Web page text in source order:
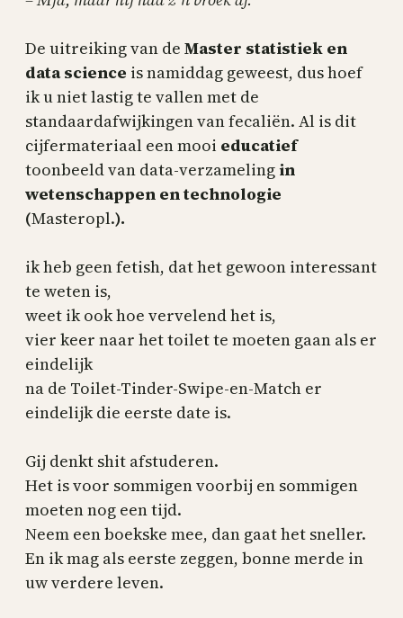
De uitreiking van de Master statistiek en
data science is namiddag geweest, dus hoef
ik u niet lastig te vallen met de
standaardafwijkingen van fecaliën. Al is dit
cijfermateriaal een mooi educatief
toonbeeld van data-verzameling in
wetenschappen en technologie
(Masteropl.).
ik heb geen fetish, dat het gewoon interessant
te weten is,
weet ik ook hoe vervelend het is,
vier keer naar het toilet te moeten gaan als er
eindelijk
na de Toilet-Tinder-Swipe-en-Match er
eindelijk die eerste date is.
Gij denkt shit afstuderen.
Het is voor sommigen voorbij en sommigen
moeten nog een tijd.
Neem een boekske mee, dan gaat het sneller.
En ik mag als eerste zeggen, bonne merde in
uw verdere leven.